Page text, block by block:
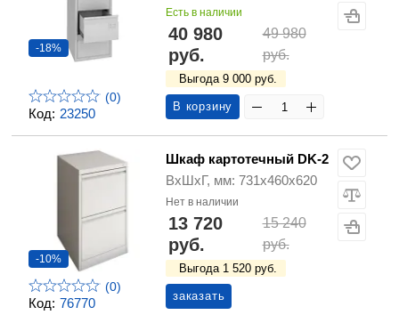
Код: 23250
-18%
(0)
Есть в наличии
40 980
руб.
49 980
руб.
Выгода 9 000 руб.
В корзину
Код: 76770
-10%
(0)
Шкаф картотечный DK-2
ВхШхГ, мм: 731х460х620
Нет в наличии
13 720
руб.
15 240
руб.
Выгода 1 520 руб.
заказать